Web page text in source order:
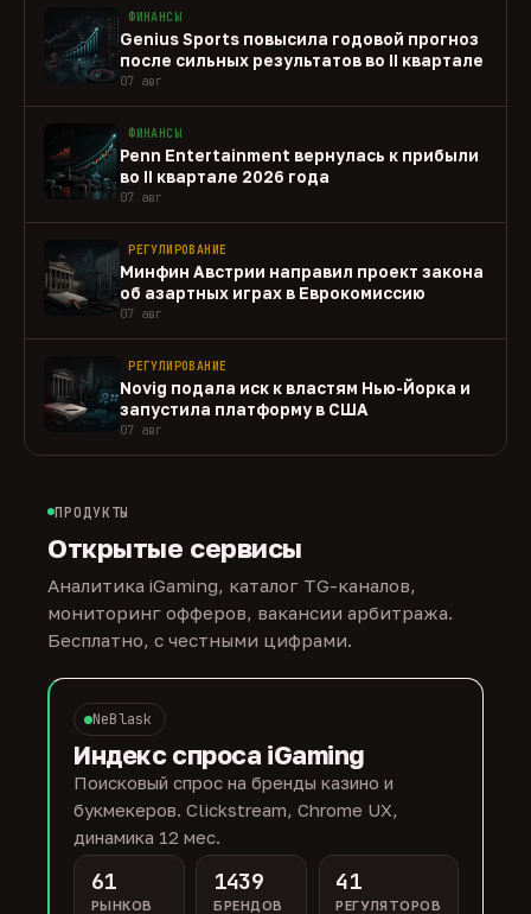
ФИНАНСЫ
Genius Sports повысила годовой прогноз
после сильных результатов во II квартале
07 авг
ФИНАНСЫ
Penn Entertainment вернулась к прибыли
во II квартале 2026 года
07 авг
РЕГУЛИРОВАНИЕ
Минфин Австрии направил проект закона
об азартных играх в Еврокомиссию
07 авг
РЕГУЛИРОВАНИЕ
Novig подала иск к властям Нью-Йорка и
запустила платформу в США
07 авг
ПРОДУКТЫ
Открытые сервисы
Аналитика iGaming, каталог TG-каналов,
мониторинг офферов, вакансии арбитража.
Бесплатно, с честными цифрами.
NeBlask
Индекс спроса iGaming
Поисковый спрос на бренды казино и
букмекеров. Clickstream, Chrome UX,
динамика 12 мес.
61
РЫНКОВ
1439
БРЕНДОВ
41
РЕГУЛЯТОРОВ